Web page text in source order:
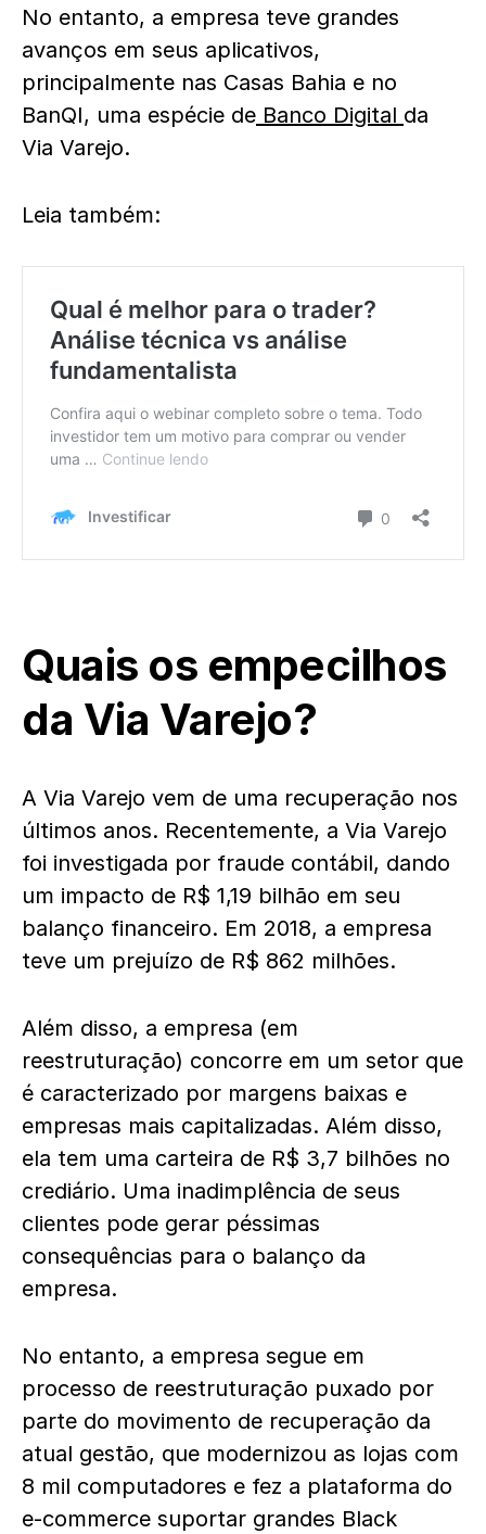
No entanto, a empresa teve grandes
avanços em seus aplicativos,
principalmente nas Casas Bahia e no
BanQI, uma espécie de Banco Digital da
Via Varejo.
Leia também:
Quais os empecilhos
da Via Varejo?
A Via Varejo vem de uma recuperação nos
últimos anos. Recentemente, a Via Varejo
foi investigada por fraude contábil, dando
um impacto de R$ 1,19 bilhão em seu
balanço financeiro. Em 2018, a empresa
teve um prejuízo de R$ 862 milhões.
Além disso, a empresa (em
reestruturação) concorre em um setor que
é caracterizado por margens baixas e
empresas mais capitalizadas. Além disso,
ela tem uma carteira de R$ 3,7 bilhões no
crediário. Uma inadimplência de seus
clientes pode gerar péssimas
consequências para o balanço da
empresa.
No entanto, a empresa segue em
processo de reestruturação puxado por
parte do movimento de recuperação da
atual gestão, que modernizou as lojas com
8 mil computadores e fez a plataforma do
e-commerce suportar grandes Black